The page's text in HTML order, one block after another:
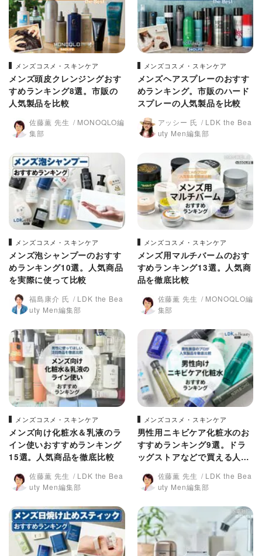
メンズコスメ・スキンケア
メンズ頭皮クレンジングおす
すめランキング8選。市販の
人気製品を比較
佐藤薫 先生
MONOQLO編
集部
メンズコスメ・スキンケア
メンズヘアスプレーのおすす
めランキング。市販のハード
スプレーの人気製品を比較
アッシー 氏
LDK the Bea
uty Men編集部
メンズコスメ・スキンケア
メンズ泡シャンプーのおすす
めランキング10選。人気商品
を実際に使って比較
福島康介 氏
LDK the Bea
uty Men編集部
メンズコスメ・スキンケア
メンズ用マルチバームのおす
すめランキング13選。人気商
品を徹底比較
佐藤薫 先生
MONOQLO編
集部
メンズコスメ・スキンケア
メンズ向け化粧水＆乳液のラ
イン使いおすすめランキング
15選。人気商品を徹底比較
佐藤薫 先生
LDK the Bea
uty Men編集部
メンズコスメ・スキンケア
男性用ニキビケア化粧水のお
すすめランキング9選。ドラ
ッグストアなどで買える人気
佐藤薫 先生
LDK the Bea
uty Men編集部